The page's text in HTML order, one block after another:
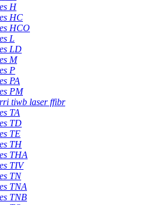
H
HC
HCO
L
LD
M
P
PA
PM
tiwb laser ffibr
TA
TD
TE
TH
THA
TIV
TN
TNA
TNB